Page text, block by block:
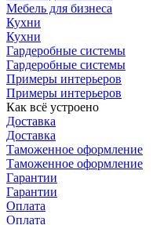
Мебель для бизнеса
Кухни
Кухни
Гардеробные системы
Гардеробные системы
Примеры интерьеров
Примеры интерьеров
Как всё устроено
Доставка
Доставка
Таможенное оформление
Таможенное оформление
Гарантии
Гарантии
Оплата
Оплата